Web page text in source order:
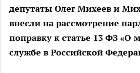
депутаты Олег Михеев и
внесли на рассмотрение
поправку к статье 13 ФЗ «О
службе в Российской